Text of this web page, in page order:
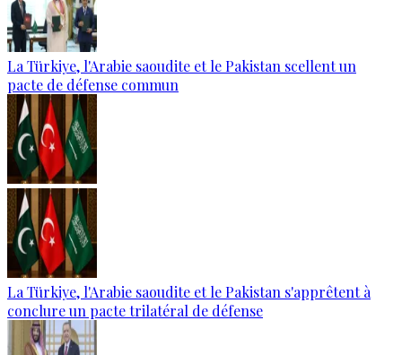
La Türkiye, l'Arabie saoudite et le Pakistan scellent un
pacte de défense commun
La Türkiye, l'Arabie saoudite et le Pakistan s'apprêtent à
conclure un pacte trilatéral de défense